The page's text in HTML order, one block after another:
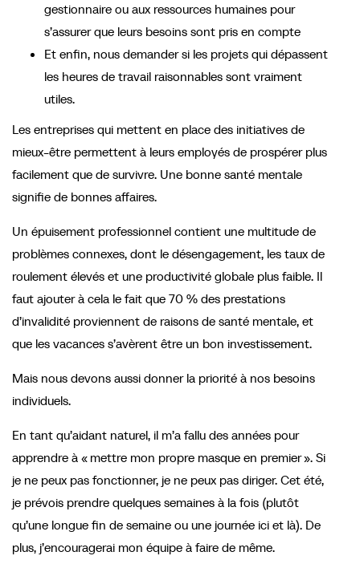
gestionnaire ou aux ressources humaines pour
s’assurer que leurs besoins sont pris en compte
Et enfin, nous demander si les projets qui dépassent
les heures de travail raisonnables sont vraiment
utiles.
Les entreprises qui mettent en place des initiatives de
mieux-être permettent à leurs employés de prospérer plus
facilement que de survivre. Une bonne santé mentale
signifie de bonnes affaires.
Un épuisement professionnel contient une multitude de
problèmes connexes, dont le désengagement, les taux de
roulement élevés et une productivité globale plus faible. Il
faut ajouter à cela le fait que 70 % des prestations
d’invalidité proviennent de raisons de santé mentale, et
que les vacances s’avèrent être un bon investissement.
Mais nous devons aussi donner la priorité à nos besoins
individuels.
En tant qu’aidant naturel, il m’a fallu des années pour
apprendre à « mettre mon propre masque en premier ». Si
je ne peux pas fonctionner, je ne peux pas diriger. Cet été,
je prévois prendre quelques semaines à la fois (plutôt
qu’une longue fin de semaine ou une journée ici et là). De
plus, j’encouragerai mon équipe à faire de même.